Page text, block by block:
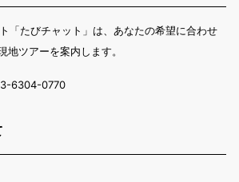
「たびチャット」は、あなたの希望に合わせ
地ツアーを案内します。
6304-0770